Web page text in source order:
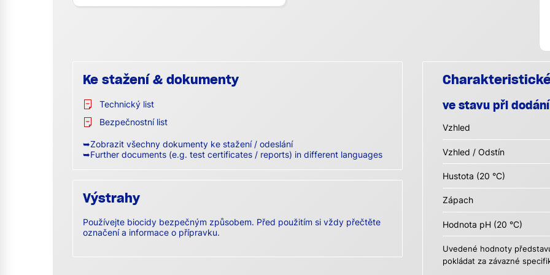
Ke stažení & dokumenty
Technický list
Bezpečnostní list
➥Zobrazit všechny dokumenty ke stažení / odeslání
➥Further documents (e.g. test certificates / reports) in different languages
Výstrahy
Používejte biocidy bezpečným způsobem. Před použitím si vždy přečtěte
označení a informace o přípravku.
ve stavu při dodání
Vzhled
Vzhled / Odstín
Hustota (20 °C)
Zápach
Hodnota pH (20 °C)
Uvedené hodnoty
pokládat za závazné